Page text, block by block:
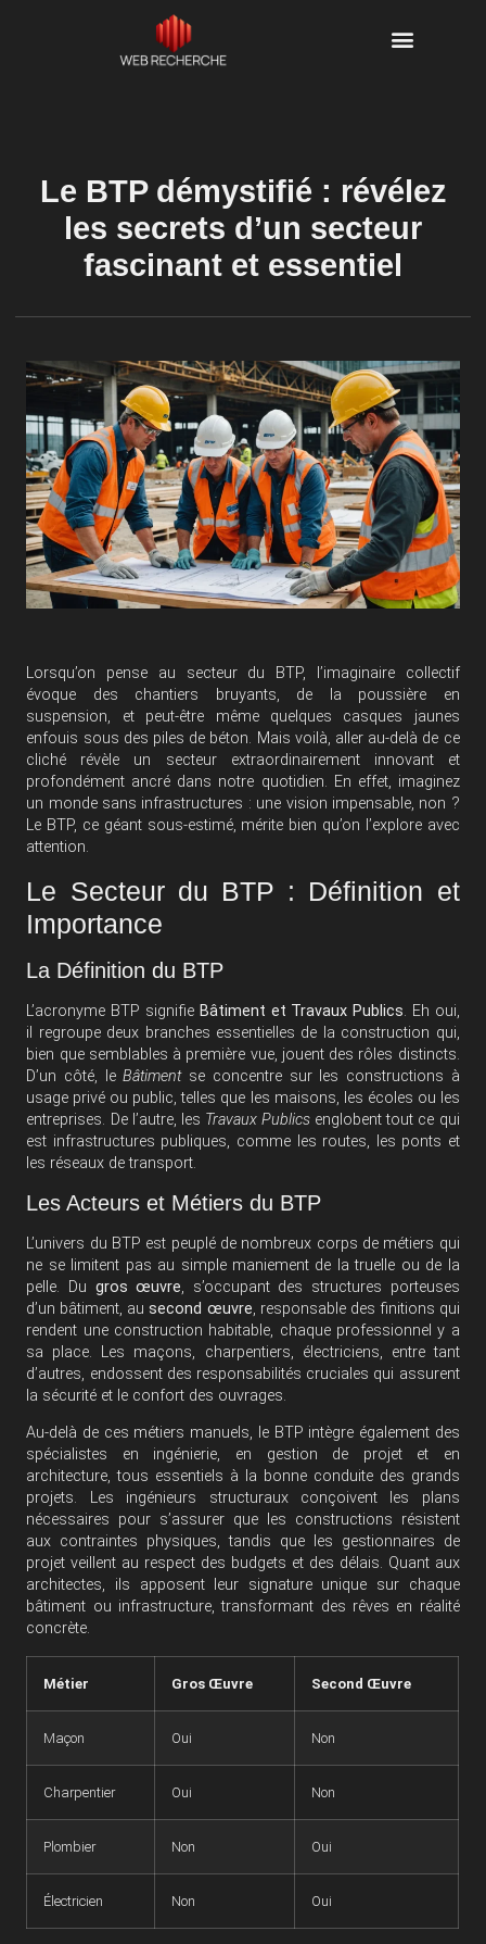
Le BTP démystifié : révélez
les secrets d’un secteur
fascinant et essentiel
Lorsqu’on pense au secteur du BTP, l’imaginaire collectif
évoque des chantiers bruyants, de la poussière en
suspension, et peut-être même quelques casques jaunes
enfouis sous des piles de béton. Mais voilà, aller au-delà de ce
cliché révèle un secteur extraordinairement innovant et
profondément ancré dans notre quotidien. En effet, imaginez
un monde sans infrastructures : une vision impensable, non ?
Le BTP, ce géant sous-estimé, mérite bien qu’on l’explore avec
attention.
Le Secteur du BTP : Définition et
Importance
La Définition du BTP
L’acronyme BTP signifie Bâtiment et Travaux Publics. Eh oui,
il regroupe deux branches essentielles de la construction qui,
bien que semblables à première vue, jouent des rôles distincts.
D’un côté, leBâtimentse concentre sur les constructions à
usage privé ou public, telles que les maisons, les écoles ou les
entreprises. De l’autre, les Travaux Publicsenglobent tout ce qui
est infrastructures publiques, comme les routes, les ponts et
les réseaux de transport.
Les Acteurs et Métiers du BTP
L’univers du BTP est peuplé de nombreux corps de métiers qui
ne se limitent pas au simple maniement de la truelle ou de la
pelle. Du gros œuvre, s’occupant des structures porteuses
d’un bâtiment, ausecond œuvre, responsable des finitions qui
rendent une construction habitable, chaque professionnel y a
sa place. Les maçons, charpentiers, électriciens, entre tant
d’autres, endossent des responsabilités cruciales qui assurent
la sécurité et le confort des ouvrages.
Au-delà de ces métiers manuels, le BTP intègre également des
spécialistes en ingénierie, en gestion de projet et en
architecture, tous essentiels à la bonne conduite des grands
projets. Les ingénieurs structuraux conçoivent les plans
nécessaires pour s’assurer que les constructions résistent
aux contraintes physiques, tandis que les gestionnaires de
projet veillent au respect des budgets et des délais. Quant aux
architectes, ils apposent leur signature unique sur chaque
bâtiment ou infrastructure, transformant des rêves en réalité
concrète.
Métier Gros Œuvre Second Œuvre
Maçon Oui Non
Charpentier Oui Non
Plombier Non Oui
Électricien Non Oui